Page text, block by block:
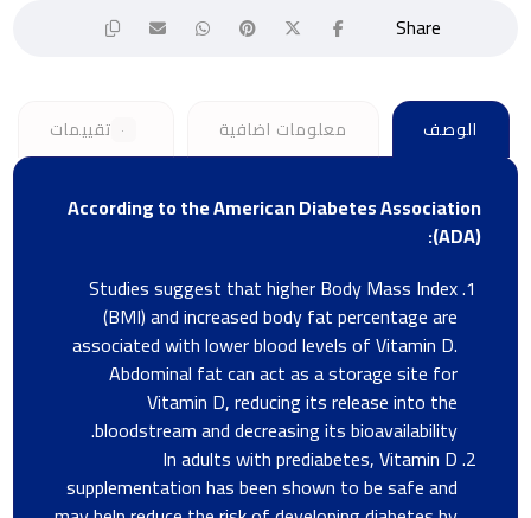
الوصف معلومات اضافية ٠ تقييمات
According to the American Diabetes Association
(ADA):
Studies suggest that higher Body Mass Index
(BMI) and increased body fat percentage are
associated with lower blood levels of Vitamin D.
Abdominal fat can act as a storage site for
Vitamin D, reducing its release into the
bloodstream and decreasing its bioavailability.
In adults with prediabetes, Vitamin D
supplementation has been shown to be safe and